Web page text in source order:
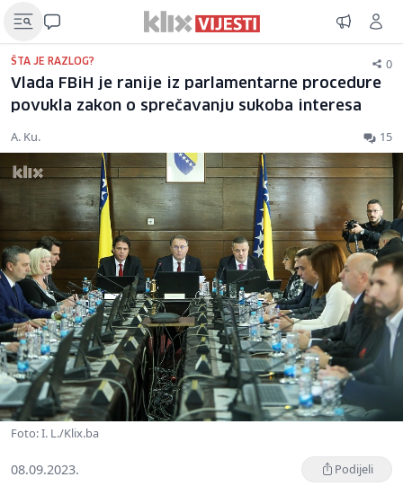
ŠTA JE RAZLOG? 0
Vlada FBiH je ranije iz parlamentarne procedure
povukla zakon o sprečavanju sukoba interesa
A. Ku. 15
Foto: I. L./Klix.ba
08.09.2023. Podijeli